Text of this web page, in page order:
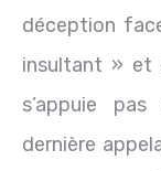
déception
insultant » et
s’appuie
dernière